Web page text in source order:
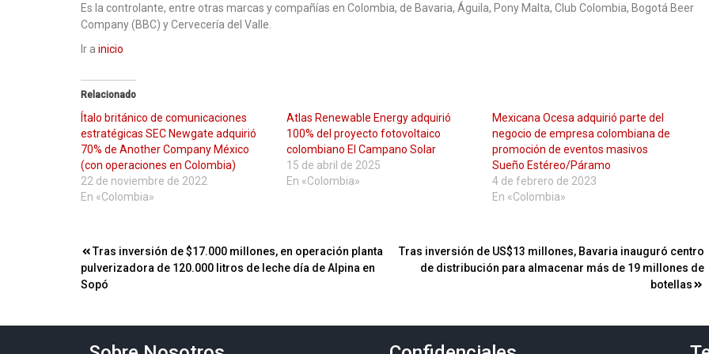
Es la controlante, entre otras marcas y compañías en Colombia, de Bavaria, Águila, Pony Malta, Club Colombia, Bogotá Beer
Company (BBC) y Cervecería del Valle.
Ir a inicio
Relacionado
Ítalo británico de comunicaciones
estratégicas SEC Newgate adquirió
70% de Another Company México
(con operaciones en Colombia)
22 de noviembre de 2022
En «Colombia»
Atlas Renewable Energy adquirió
100% del proyecto fotovoltaico
colombiano El Campano Solar
15 de abril de 2025
En «Colombia»
Mexicana Ocesa adquirió parte del
negocio de empresa colombiana de
promoción de eventos masivos
Sueño Estéreo/Páramo
4 de febrero de 2023
En «Colombia»
Navegación
de
Tras inversión de $17.000 millones, en operación planta
pulverizadora de 120.000 litros de leche día de Alpina en
Sopó
Tras inversión de US$13 millones, Bavaria inauguró centro
de distribución para almacenar más de 19 millones de
botellas